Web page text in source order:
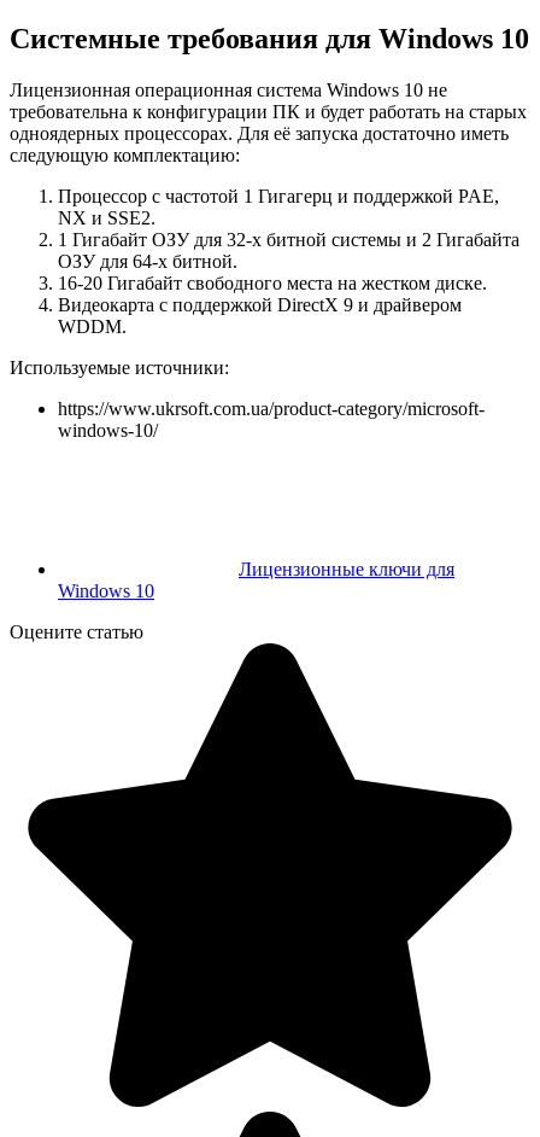
Системные требования для Windows 10
Лицензионная операционная система Windows 10 не
требовательна к конфигурации ПК и будет работать на старых
одноядерных процессорах. Для её запуска достаточно иметь
следующую комплектацию:
Процессор с частотой 1 Гигагерц и поддержкой PAE,
NX и SSE2.
1 Гигабайт ОЗУ для 32-х битной системы и 2 Гигабайта
ОЗУ для 64-х битной.
16-20 Гигабайт свободного места на жестком диске.
Видеокарта с поддержкой DirectX 9 и драйвером
WDDM.
Используемые источники:
https://www.ukrsoft.com.ua/product-category/microsoft-
windows-10/
Лицензионные ключи для
Windows 10
Оцените статью